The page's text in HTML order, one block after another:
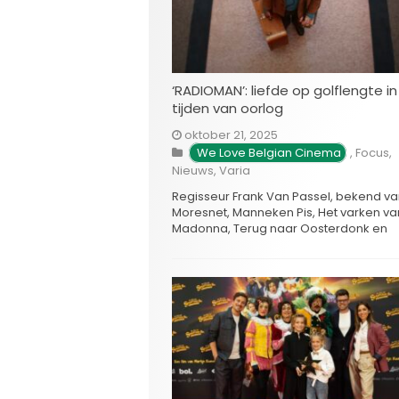
‘RADIOMAN’: liefde op golflengte in
tijden van oorlog
oktober 21, 2025
We Love Belgian Cinema , Focus,
Nieuws, Varia
Regisseur Frank Van Passel, bekend
Moresnet, Manneken Pis, Het varken
Madonna, Terug naar Oosterdonk en
RADIOMAN — een ontroerend
liefdesverhaal dat zich afspeelt in de
laatste dagen voor het uitbreken van
Tweede Wereldoorlog. Met …